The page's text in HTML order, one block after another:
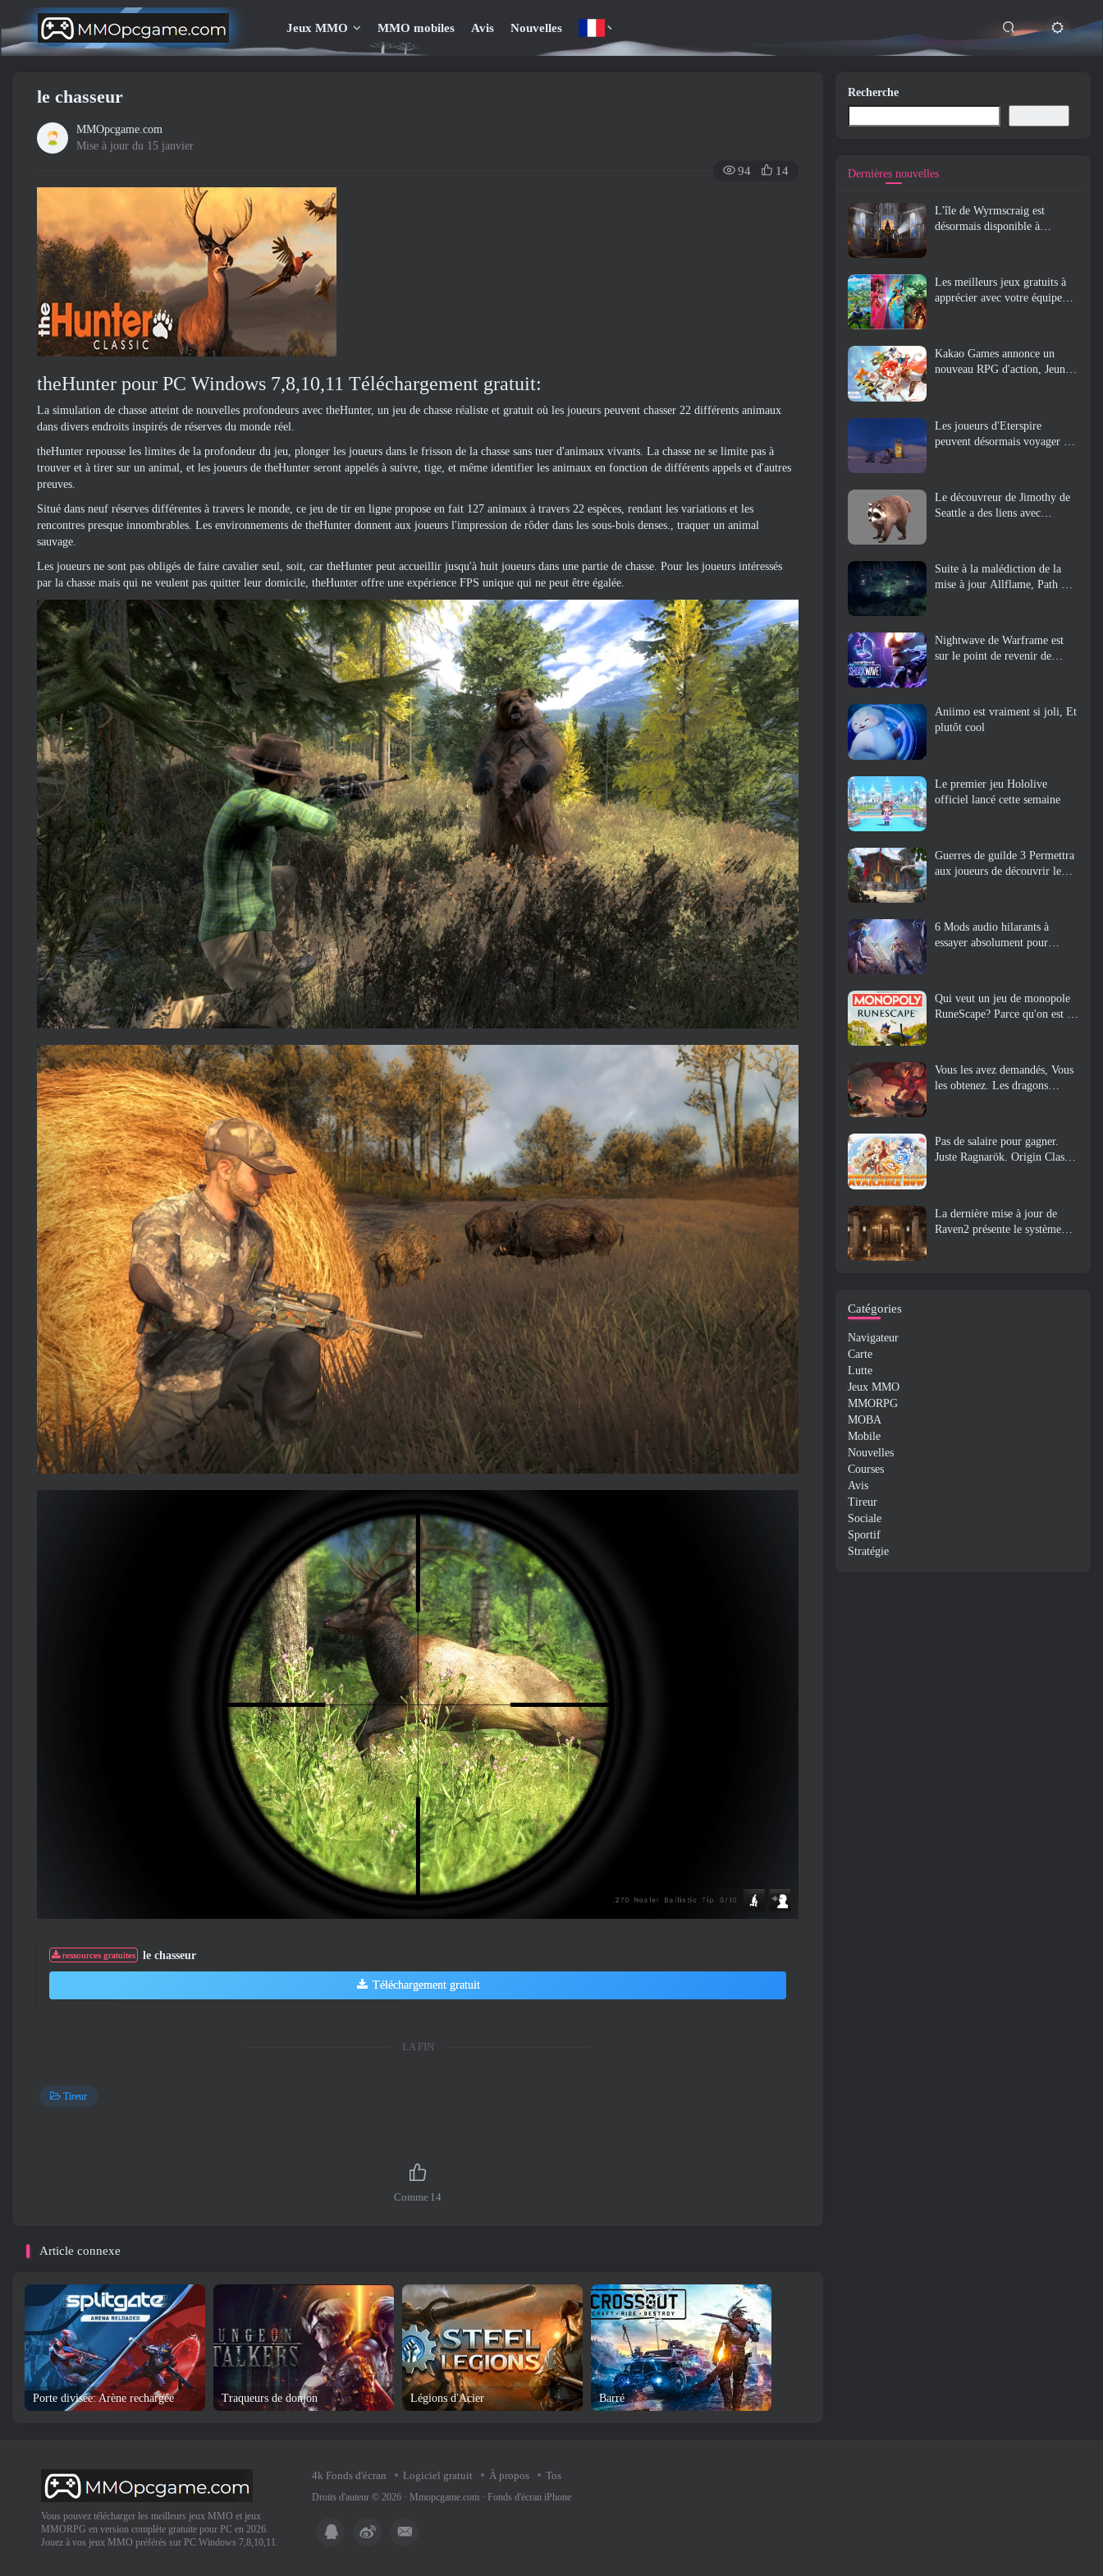
Jeux MMO MMO mobiles Avis Nouvelles
le chasseur
MMOpcgame.com
Mise à jour du 15 janvier
94 14
theHunter pour PC Windows 7,8,10,11 Téléchargement gratuit:
La simulation de chasse atteint de nouvelles profondeurs avec theHunter, un jeu de chasse réaliste et gratuit où les joueurs peuvent chasser 22 différents animaux
dans divers endroits inspirés de réserves du monde réel.
theHunter repousse les limites de la profondeur du jeu, plonger les joueurs dans le frisson de la chasse sans tuer d'animaux vivants. La chasse ne se limite pas à
trouver et à tirer sur un animal, et les joueurs de theHunter seront appelés à suivre, tige, et même identifier les animaux en fonction de différents appels et d'autres
preuves.
Situé dans neuf réserves différentes à travers le monde, ce jeu de tir en ligne propose en fait 127 animaux à travers 22 espèces, rendant les variations et les
rencontres presque innombrables. Les environnements de theHunter donnent aux joueurs l'impression de rôder dans les sous-bois denses., traquer un animal
sauvage.
Les joueurs ne sont pas obligés de faire cavalier seul, soit, car theHunter peut accueillir jusqu'à huit joueurs dans une partie de chasse. Pour les joueurs intéressés
par la chasse mais qui ne veulent pas quitter leur domicile, theHunter offre une expérience FPS unique qui ne peut être égalée.
ressources gratuites le chasseur
Téléchargement gratuit
LA FIN
Tireur
Comme 14
Article connexe
Porte divisée: Arène rechargée Traqueurs de donjon Légions d'Acier Barré
Recherche
Dernières nouvelles
L'île de Wyrmscraig est
désormais disponible à
Les meilleurs jeux gratuits à
apprécier avec votre équipe
Kakao Games annonce un
nouveau RPG d'action, Jeune
Les joueurs d'Eterspire
peuvent désormais voyager un
Le découvreur de Jimothy de
Seattle a des liens avec
Suite à la malédiction de la
mise à jour Allflame, Path Of
Nightwave de Warframe est
sur le point de revenir de
Aniimo est vraiment si joli, Et
plutôt cool
Le premier jeu Hololive
officiel lancé cette semaine
Guerres de guilde 3 Permettra
aux joueurs de découvrir le
6 Mods audio hilarants à
essayer absolument pour
Qui veut un jeu de monopole
RuneScape? Parce qu'on est en
Vous les avez demandés, Vous
les obtenez. Les dragons
Pas de salaire pour gagner.
Juste Ragnarök. Origin Classic
La dernière mise à jour de
Raven2 présente le système
Catégories
Navigateur
Carte
Lutte
Jeux MMO
MMORPG
MOBA
Mobile
Nouvelles
Courses
Avis
Tireur
Sociale
Sportif
Stratégie
Vous pouvez télécharger les meilleurs jeux MMO et jeux
MMORPG en version complète gratuite pour PC en 2026.
Jouez à vos jeux MMO préférés sur PC Windows 7,8,10,11.
4k Fonds d'écran Logiciel gratuit À propos Tos
Droits d'auteur © 2026 · Mmopcgame.com · Fonds d'écran iPhone